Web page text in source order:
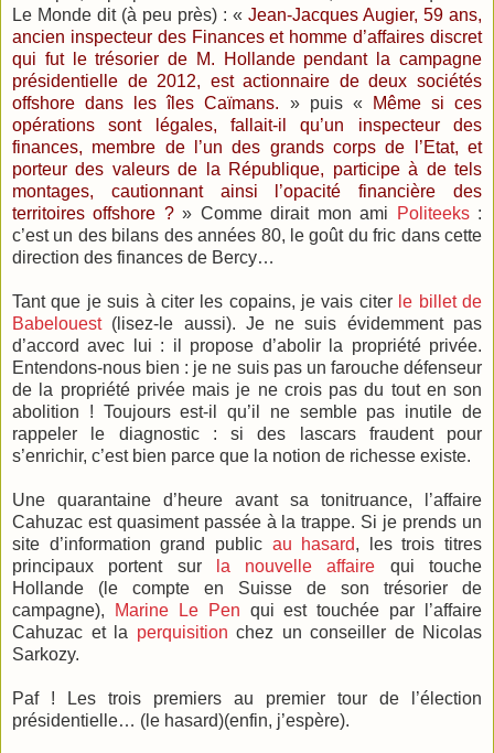
Le Monde dit (à peu près) : « Jean-Jacques Augier, 59 ans,
ancien inspecteur des Finances et homme d’affaires discret
qui fut le trésorier de M. Hollande pendant la campagne
présidentielle de 2012, est actionnaire de deux sociétés
offshore dans les îles Caïmans. » puis «
Même si ces
opérations sont légales, fallait-il qu’un inspecteur des
finances, membre de l’un des grands corps de l’Etat, et
porteur des valeurs de la République, participe à de tels
montages, cautionnant ainsi l’opacité financière des
territoires offshore ?» Comme dirait mon ami Politeeks:
c’est un des bilans des années 80, le goût du fric dans cette
direction des finances de Bercy…
Tant que je suis à citer les copains, je vais citer le billet de
Babelouest(lisez-le aussi). Je ne suis évidemment pas
d’accord avec lui : il propose d’abolir la propriété privée.
Entendons-nous bien : je ne suis pas un farouche défenseur
de la propriété privée mais je ne crois pas du tout en son
abolition ! Toujours est-il qu’il ne semble pas inutile de
rappeler le diagnostic : si des lascars fraudent pour
s’enrichir, c’est bien parce que la notion de richesse existe.
Une quarantaine d’heure avant sa tonitruance, l’affaire
Cahuzac est quasiment passée à la trappe. Si je prends un
site d’information grand public au hasard, les trois titres
principaux portent sur
la nouvelle affaire qui touche
Hollande (le compte en Suisse de son trésorier de
campagne),
Marine Le Pen qui est touchée par l’affaire
Cahuzac et la perquisition chez un conseiller de Nicolas
Sarkozy.
Paf ! Les trois premiers au premier tour de l’élection
présidentielle… (le hasard)(enfin, j’espère).